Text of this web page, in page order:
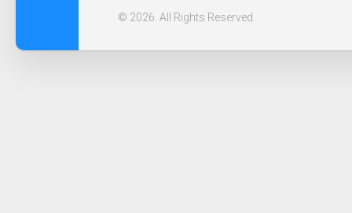
© 2026. All Rights Reserved.